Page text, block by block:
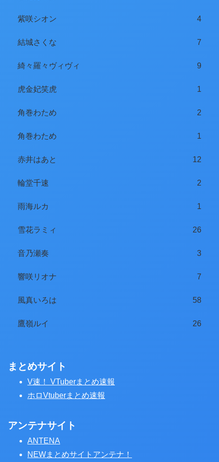
紫咲シオン 4
結城さくな 7
綺々羅々ヴィヴィ 9
虎金妃笑虎 1
角巻わため 2
角巻わため 1
赤井はあと 12
輪堂千速 2
雨海ルカ 1
雪花ラミィ 26
音乃瀬奏 3
響咲リオナ 7
風真いろは 58
鷹嶺ルイ 26
まとめサイト
V速！ VTuberまとめ速報
ホロVtuberまとめ速報
アンテナサイト
ANTENA
NEWまとめサイトアンテナ！